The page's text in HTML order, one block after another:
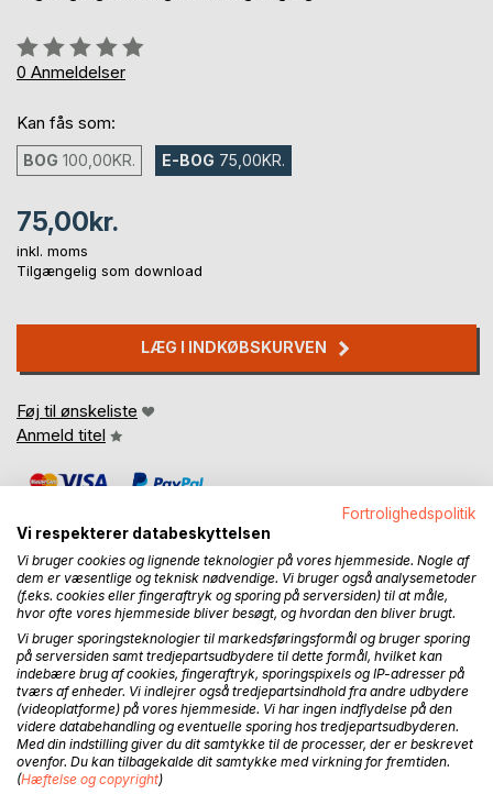
Anmeldelse::
0%
0 Anmeldelser
Kan fås som:
BOG 100,00KR. E-BOG 75,00KR.
75,00kr.
inkl. moms
Tilgængelig som download
LÆG I INDKØBSKURVEN
Føj til ønskeliste
Anmeld titel
BESKRIVELSE
Jeg er 34 år og er ordblind, men jeg lader mig ikke hæmme
af dette.
De sidste 6 år har jeg haft diagnosen paranoid skizofreni og
angst. Jeg har en del udfordringer i hverdagen, bl.a. hører
jeg dagligt flere stemmer, som er lidt ligesom
Fortrolighedspolitik
Vi respekterer databeskyttelsen
Vi bruger cookies og lignende teknologier på vores hjemmeside. Nogle af
dem er væsentlige og teknisk nødvendige. Vi bruger også analysemetoder
(f.eks. cookies eller fingeraftryk og sporing på serversiden) til at måle,
hvor ofte vores hjemmeside bliver besøgt, og hvordan den bliver brugt.
Vi bruger sporingsteknologier til markedsføringsformål og bruger sporing
på serversiden samt tredjepartsudbydere til dette formål, hvilket kan
indebære brug af cookies, fingeraftryk, sporingspixels og IP-adresser på
tværs af enheder. Vi indlejrer også tredjepartsindhold fra andre udbydere
(videoplatforme) på vores hjemmeside. Vi har ingen indflydelse på den
videre databehandling og eventuelle sporing hos tredjepartsudbyderen.
Med din indstilling giver du dit samtykke til de processer, der er beskrevet
ovenfor. Du kan tilbagekalde dit samtykke med virkning for fremtiden.
(Hæftelse og copyright)